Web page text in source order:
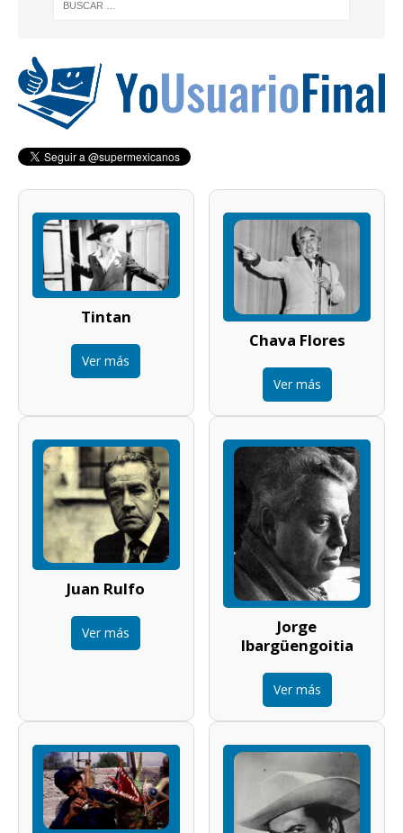
Tintan
Ver más
Chava Flores
Ver más
Juan Rulfo
Ver más
Jorge
Ibargüengoitia
Ver más